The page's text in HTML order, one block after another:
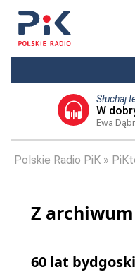
Słuchaj
W
Ewa
Polskie Radio PiK
Z
60 lat